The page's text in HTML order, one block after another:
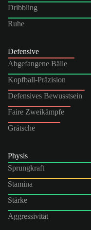
Dribbling
Ruhe
Defensive
Abgefangene Bälle
Kopfball-Präzision
Defensives Bewusstsein
Faire Zweikämpfe
Grätsche
Physis
Sprungkraft
Stamina
Stärke
Aggressivität